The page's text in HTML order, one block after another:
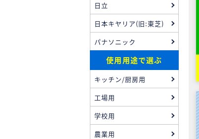
日立
日本キヤリア(旧:東芝)
パナソニック
使用用途で選ぶ
キッチン/厨房用
工場用
学校用
農業用